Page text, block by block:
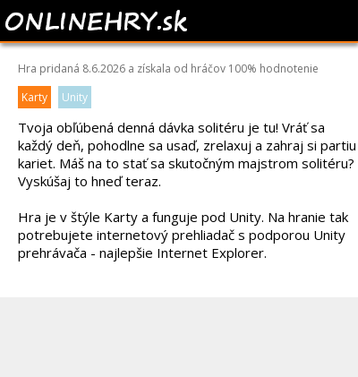
SOLITAIRE DAILY
Hra pridaná 8.6.2026 a získala od hráčov 100% hodnotenie
Karty
Unity
Tvoja obľúbená denná dávka solitéru je tu! Vráť sa
každý deň, pohodlne sa usaď, zrelaxuj a zahraj si partiu
kariet. Máš na to stať sa skutočným majstrom solitéru?
Vyskúšaj to hneď teraz.
Hra je v štýle Karty a funguje pod Unity. Na hranie tak
potrebujete internetový prehliadač s podporou Unity
prehrávača - najlepšie Internet Explorer.